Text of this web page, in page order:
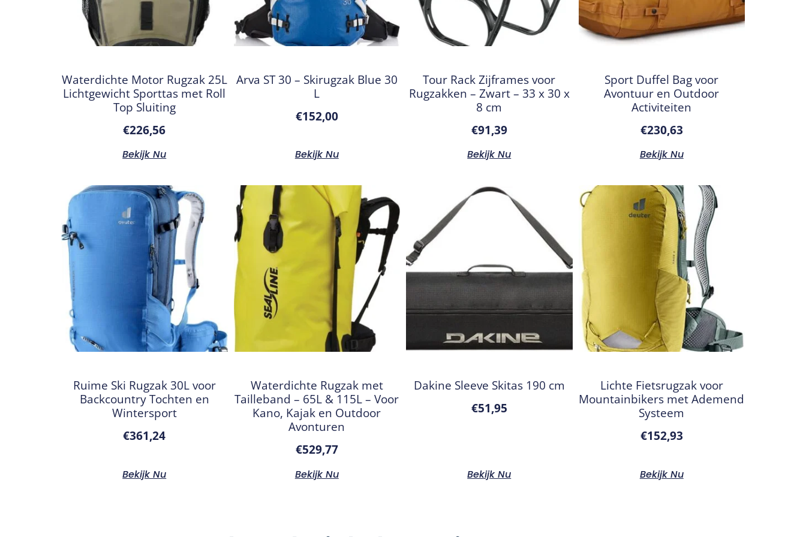
Waterdichte Motor Rugzak 25L
Lichtgewicht Sporttas met Roll
Top Sluiting
€226,56
Bekijk Nu
Arva ST 30 – Skirugzak Blue 30
L
€152,00
Bekijk Nu
Tour Rack Zijframes voor
Rugzakken – Zwart – 33 x 30 x
8 cm
€91,39
Bekijk Nu
Sport Duffel Bag voor
Avontuur en Outdoor
Activiteiten
€230,63
Bekijk Nu
Ruime Ski Rugzak 30L voor
Backcountry Tochten en
Wintersport
€361,24
Bekijk Nu
Waterdichte Rugzak met
Tailleband – 65L & 115L – Voor
Kano, Kajak en Outdoor
Avonturen
€529,77
Bekijk Nu
Dakine Sleeve Skitas 190 cm
€51,95
Bekijk Nu
Lichte Fietsrugzak voor
Mountainbikers met Ademend
Systeem
€152,93
Bekijk Nu